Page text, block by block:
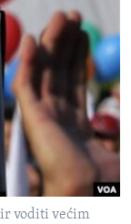
voditi većim